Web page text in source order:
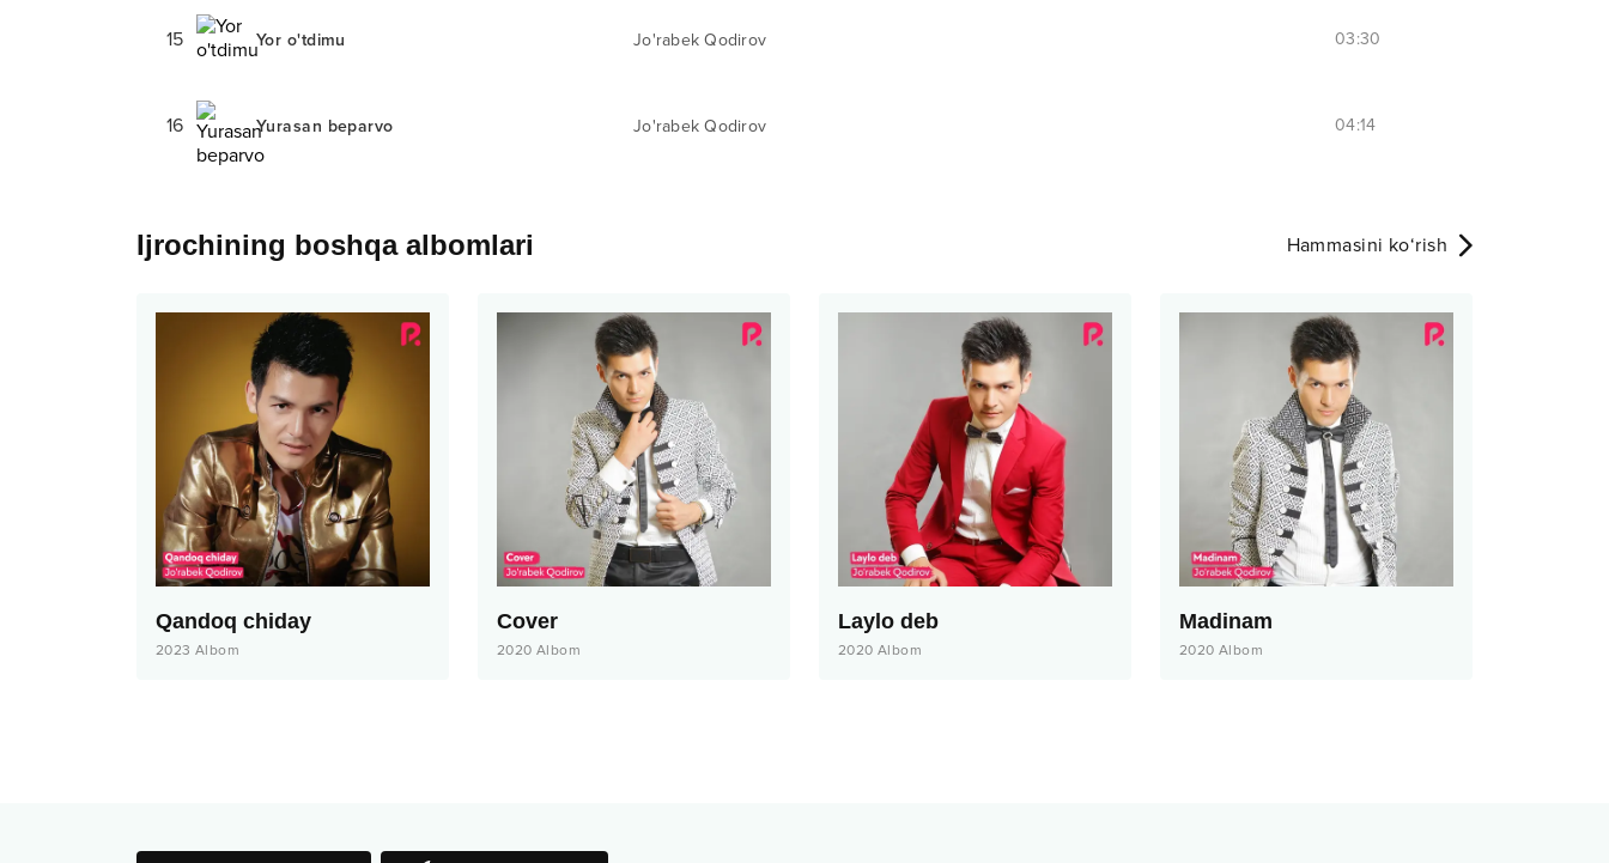
15 Yor o'tdimu Jo'rabek Qodirov 03:30
16 Yurasan beparvo Jo'rabek Qodirov 04:14
Ijrochining boshqa albomlari Hammasini ko‘rish
Qandoq chiday
2023 Albom
Cover
2020 Albom
Laylo deb
2020 Albom
Madinam
2020 Albom